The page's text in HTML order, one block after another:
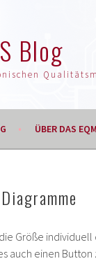
Blog
ÜBER DAS
Größe individuell
auch einen Button